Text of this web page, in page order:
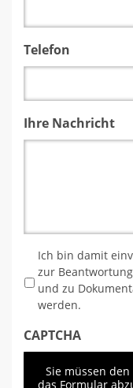
Telefon
Ihre Nachricht
Ich bin damit
zur
und zu
werden.
CAPTCHA
Sie müssen
das Formular